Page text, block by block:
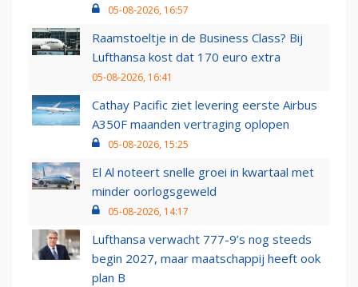
05-08-2026, 16:57
Raamstoeltje in de Business Class? Bij
Lufthansa kost dat 170 euro extra
05-08-2026, 16:41
Cathay Pacific ziet levering eerste Airbus
A350F maanden vertraging oplopen
05-08-2026, 15:25
El Al noteert snelle groei in kwartaal met
minder oorlogsgeweld
05-08-2026, 14:17
Lufthansa verwacht 777-9’s nog steeds
begin 2027, maar maatschappij heeft ook
plan B